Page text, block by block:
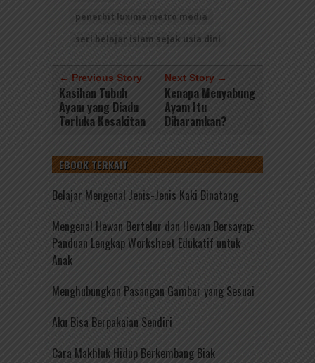
penerbit luxima metro media
seri belajar islam sejak usia dini
← Previous Story
Kasihan Tubuh
Ayam yang Diadu
Terluka Kesakitan
Next Story →
Kenapa Menyabung
Ayam Itu
Diharamkan?
EBOOK TERKAIT
Belajar Mengenal Jenis-Jenis Kaki Binatang
Mengenal Hewan Bertelur dan Hewan Bersayap:
Panduan Lengkap Worksheet Edukatif untuk
Anak
Menghubungkan Pasangan Gambar yang Sesuai
Aku Bisa Berpakaian Sendiri
Cara Makhluk Hidup Berkembang Biak